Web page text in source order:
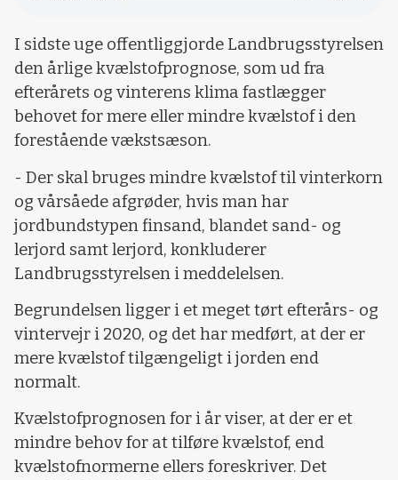
I sidste uge offentliggjorde Landbrugsstyrelsen
den årlige kvælstofprognose, som ud fra
efterårets og vinterens klima fastlægger
behovet for mere eller mindre kvælstof i den
forestående vækstsæson.
- Der skal bruges mindre kvælstof til vinterkorn
og vårsåede afgrøder, hvis man har
jordbundstypen finsand, blandet sand- og
lerjord samt lerjord, konkluderer
Landbrugsstyrelsen i meddelelsen.
Begrundelsen ligger i et meget tørt efterårs- og
vintervejr i 2020, og det har medført, at der er
mere kvælstof tilgængeligt i jorden end
normalt.
Kvælstofprognosen for i år viser, at der er et
mindre behov for at tilføre kvælstof, end
kvælstofnormerne ellers foreskriver. Det